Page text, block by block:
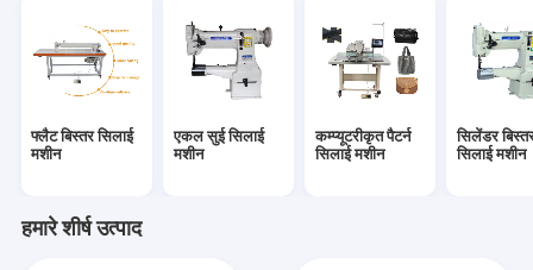
फ्लैट बिस्तर सिलाई
मशीन
एकल सुई सिलाई
मशीन
कम्प्यूटरीकृत पैटर्न
सिलाई मशीन
सिलेंडर
सिलाई मशीन
हमारे शीर्ष उत्पाद